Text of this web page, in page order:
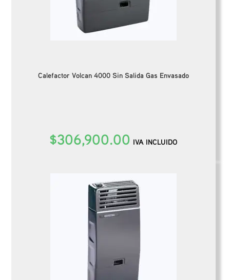
Calefactor Volcan 4000 Sin Salida Gas Envasado
$306,900.00 IVA INCLUIDO